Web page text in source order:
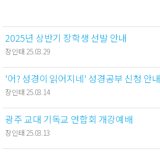
2025년 상반기 장학생 선발 안내
장인태 25.03.29
'어? 성경이 읽어지네' 성경공부 신청 안내
장인태 25.03.14
광주 교대 기독교 연합회 개강예배
장인태 25.03.13